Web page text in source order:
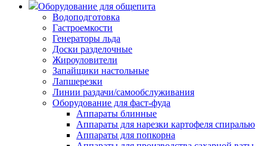
Оборудование для общепита
Водоподготовка
Гастроемкости
Генераторы льда
Доски разделочные
Жироуловители
Запайщики настольные
Лапшерезки
Линии раздачи/самообслуживания
Оборудование для фаст-фуда
Аппараты блинные
Аппараты для нарезки картофеля спиралью
Аппараты для попкорна